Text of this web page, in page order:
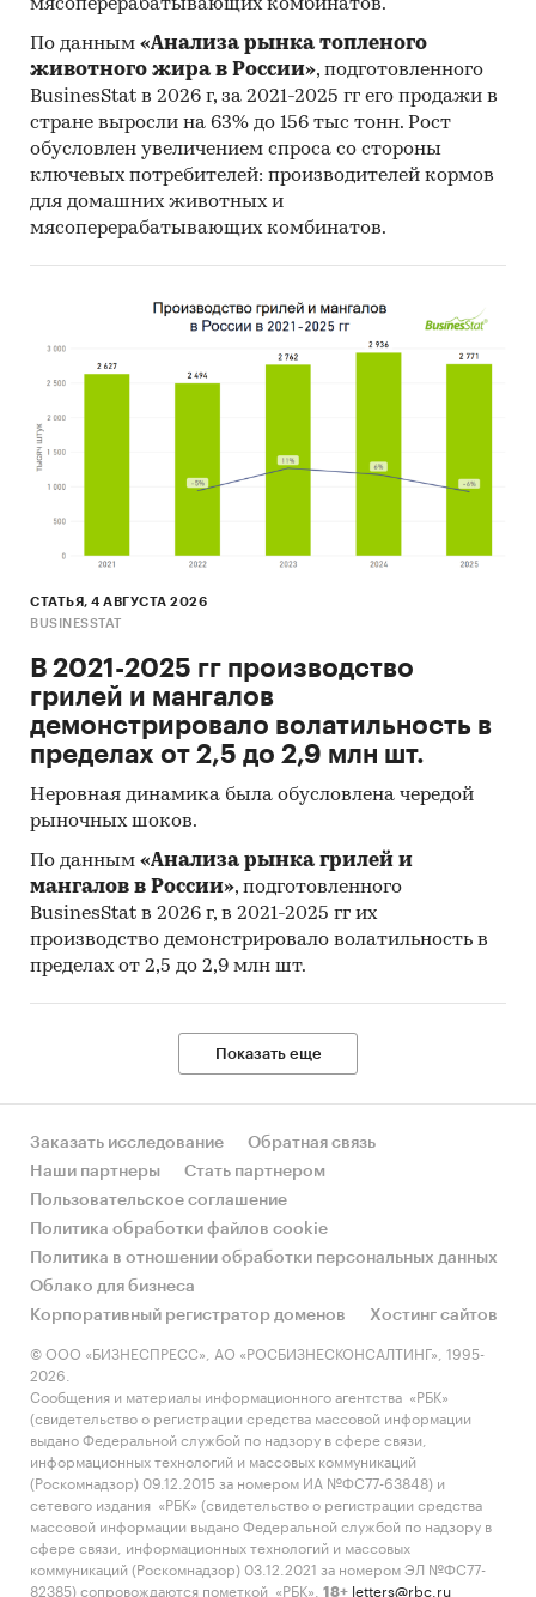
мира
Категории: Россия
Квадрокоптеры
мясоперерабатывающих комбинатов.
По данным «Анализа рынка топленого
животного жира в России», подготовленного
BusinesStat в 2026 г, за 2021-2025 гг его продажи в
стране выросли на 63% до 156 тыс тонн. Рост
обусловлен увеличением спроса со стороны
ключевых потребителей: производителей кормов
для домашних животных и
мясоперерабатывающих комбинатов.
СТАТЬЯ, 4 АВГУСТА 2026
BUSINESSTAT
В 2021-2025 гг производство
грилей и мангалов
демонстрировало волатильность в
пределах от 2,5 до 2,9 млн шт.
Неровная динамика была обусловлена чередой
рыночных шоков.
По данным «Анализа рынка грилей и
мангалов в России», подготовленного
BusinesStat в 2026 г, в 2021-2025 гг их
производство демонстрировало волатильность в
пределах от 2,5 до 2,9 млн шт.
Показать еще
Заказать исследование
Обратная связь
Наши партнеры
Стать партнером
Пользовательское соглашение
Политика обработки файлов cookie
Политика в отношении обработки персональных данных
Облако для бизнеса
Корпоративный регистратор доменов
Хостинг сайтов
© ООО «БИЗНЕСПРЕСС», АО «РОСБИЗНЕСКОНСАЛТИНГ», 1995-
2026.
Сообщения и материалы информационного агентства «РБК»
(свидетельство о регистрации средства массовой информации
выдано Федеральной службой по надзору в сфере связи,
информационных технологий и массовых коммуникаций
(Роскомнадзор) 09.12.2015 за номером ИА №ФС77-63848) и
сетевого издания «РБК» (свидетельство о регистрации средства
массовой информации выдано Федеральной службой по надзору в
сфере связи, информационных технологий и массовых
коммуникаций (Роскомнадзор) 03.12.2021 за номером ЭЛ №ФС77-
82385) сопровождаются пометкой «РБК».
18+ letters@rbc.ru